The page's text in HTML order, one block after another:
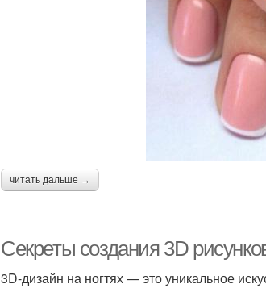
читать дальше →
Секреты создания 3D
3D-дизайн на ногтях — это уникальное